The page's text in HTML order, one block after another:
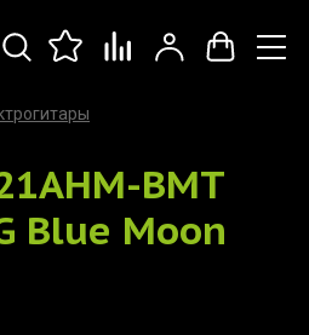
BMT
Blue Moon